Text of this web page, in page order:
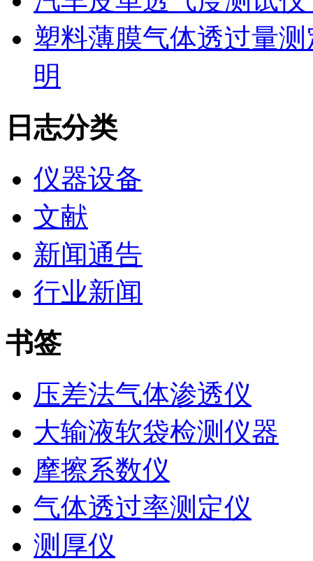
塑料薄膜气体透过量
明
日志分类
仪器设备
文献
新闻通告
行业新闻
书签
压差法气体渗透仪
大输液软袋检测仪器
摩擦系数仪
气体透过率测定仪
测厚仪